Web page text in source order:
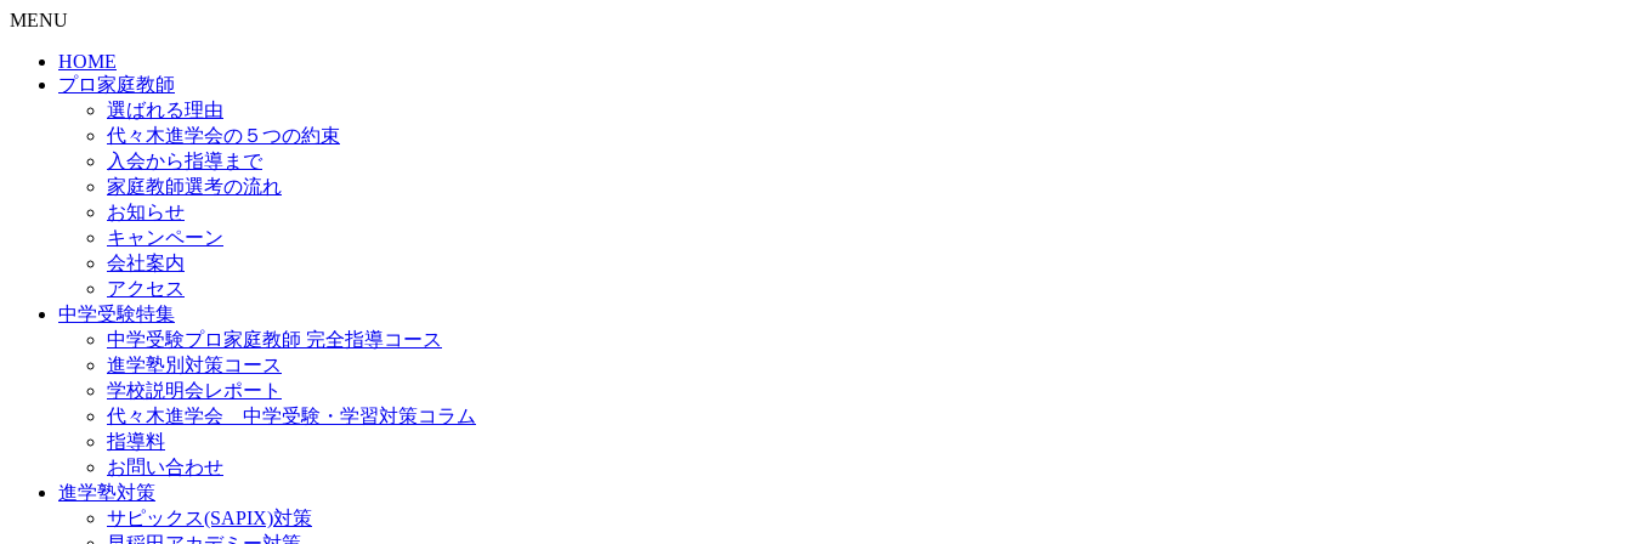
MENU
HOME
プロ家庭教師
選ばれる理由
代々木進学会の５つの約束
入会から指導まで
家庭教師選考の流れ
お知らせ
キャンペーン
会社案内
アクセス
中学受験特集
中学受験プロ家庭教師 完全指導コース
進学塾別対策コース
学校説明会レポート
代々木進学会 中学受験・学習対策コラム
指導料
お問い合わせ
進学塾対策
サピックス(SAPIX)対策